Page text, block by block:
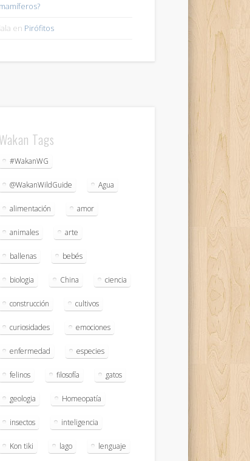
mamíferos?
lala en Pirófitos
Wakan Tags
#WakanWG
@WakanWildGuide Agua
alimentación amor
animales arte
ballenas bebés
biologia China ciencia
construcción cultivos
curiosidades emociones
enfermedad especies
felinos filosofía gatos
geologia Homeopatía
insectos inteligencia
Kon tiki lago lenguaje